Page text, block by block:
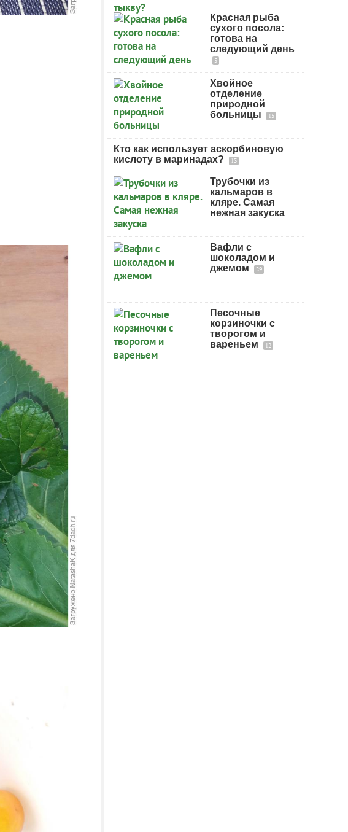
Красная рыба
сухого посола:
готова на
следующий день
5
Хвойное
отделение
природной
больницы
15
Кто как использует аскорбиновую
кислоту в маринадах?
13
Трубочки из
кальмаров в
кляре. Самая
нежная закуска
Вафли с
шоколадом и
джемом
29
Песочные
корзиночки с
творогом и
вареньем
12